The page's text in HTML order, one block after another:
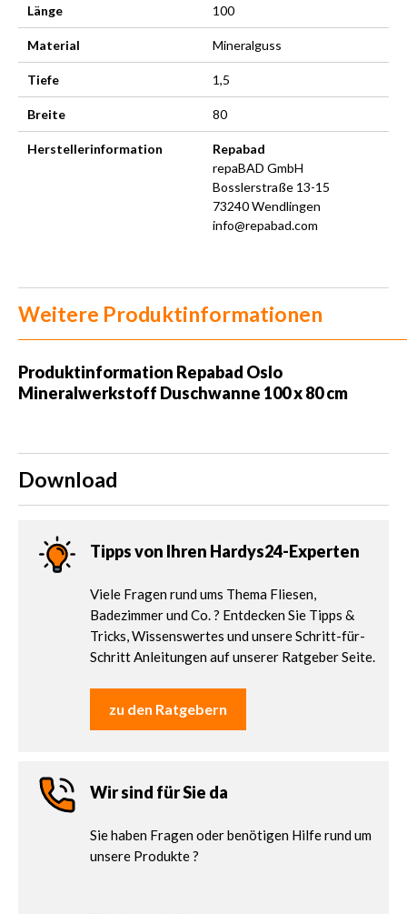
Länge 100
Material Mineralguss
Tiefe 1,5
Breite 80
Herstellerinformation
Repabad
repaBAD GmbH
Bosslerstraße 13-15
73240 Wendlingen
info@repabad.com
Weitere Produktinformationen
Produktinformation Repabad Oslo
Mineralwerkstoff Duschwanne 100 x 80 cm
Download
Tipps von Ihren Hardys24-Experten
Viele Fragen rund ums Thema Fliesen,
Badezimmer und Co. ? Entdecken Sie Tipps &
Tricks, Wissenswertes und unsere Schritt-für-
Schritt Anleitungen auf unserer Ratgeber Seite.
zu den Ratgebern
Wir sind für Sie da
Sie haben Fragen oder benötigen Hilfe rund um
unsere Produkte ?